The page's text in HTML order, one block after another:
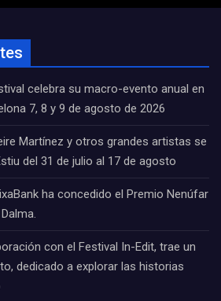
celebra su macro-evento anual en
7, 8 y 9 de agosto de 2026
Martínez y otros grandes artistas se
del 31 de julio al 17 de agosto
ha concedido el Premio Nenúfar
con el Festival In-Edit, trae un
dedicado a explorar las historias